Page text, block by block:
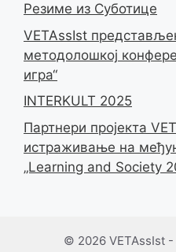
Резиме из Суботице
VETAssIst
методолошкој
игра“
INTERKULT 2025
Партнери пројекта
истраживање на
„Learning and Society
© 2026 VETAssIst